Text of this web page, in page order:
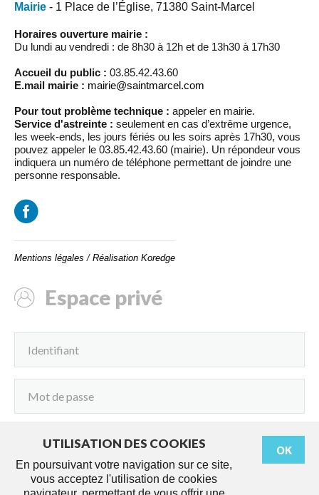
Mairie - 1 Place de l’Église, 71380 Saint-Marcel
Horaires ouverture mairie :
Du lundi au vendredi : de 8h30 à 12h et de 13h30 à 17h30
Accueil du public : 03.85.42.43.60
E.mail mairie : mairie@saintmarcel.com
Pour tout problème technique : appeler en mairie.
Service d'astreinte : seulement en cas d’extrême urgence,
les week-ends, les jours fériés ou les soirs après 17h30, vous
pouvez appeler le 03.85.42.43.60 (mairie). Un répondeur vous
indiquera un numéro de téléphone permettant de joindre une
personne responsable.
Mentions légales / Réalisation Koredge
Espace privé
OK
UTILISATION DES COOKIES
En poursuivant votre navigation sur ce site,
vous acceptez l'utilisation de cookies